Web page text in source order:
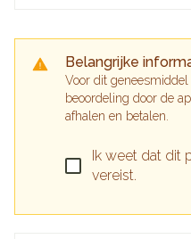
Belangrijke
Voor dit
beoordeling door de
afhalen en betalen.
Ik weet dat dit
vereist.